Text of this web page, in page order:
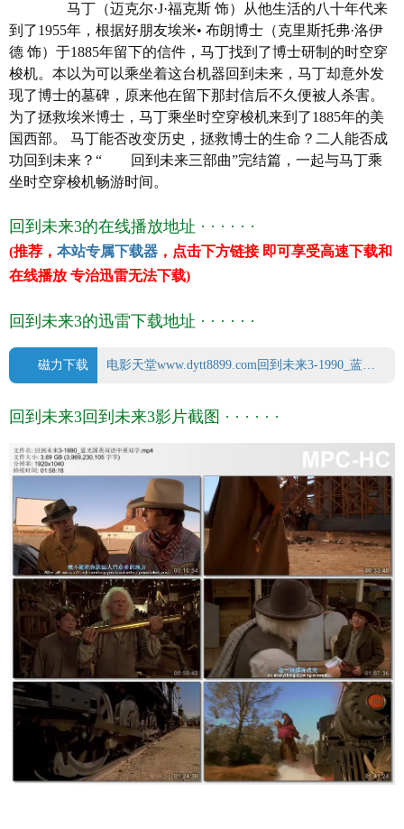
产 地美国
类 别 喜剧/科幻/西部/冒险
语 言 英语
字 幕 中英双字幕
上映日期 1990-05-25(美国)
豆瓣评分 8.6/10 from 115432 users
IMDb评分 7.5/10 from 518000 users
文件格式 x264 + ACC
视频尺寸 1920 x 1080
片 长 118 Mins
马丁（迈克尔·J·福克斯 饰）从他生活的八十年代来
到了1955年，根据好朋友埃米• 布朗博士（克里斯托弗·洛伊
德 饰）于1885年留下的信件，马丁找到了博士研制的时空穿
梭机。本以为可以乘坐着这台机器回到未来，马丁却意外发
现了博士的墓碑，原来他在留下那封信后不久便被人杀害。
为了拯救埃米博士，马丁乘坐时空穿梭机来到了1885年的美
国西部。 马丁能否改变历史，拯救博士的生命？二人能否成
功回到未来？“ 回到未来三部曲”完结篇，一起与马丁乘
坐时空穿梭机畅游时间。
回到未来3的在线播放地址 · · · · · ·
(推荐， 本站专属下载器 ，点击下方链接 即可享受高速下载和
在线播放 专治迅雷无法下载)
回到未来3的迅雷下载地址 · · · · · ·
磁力下载 电影天堂www.dytt8899.com回到未来3-1990_蓝光国英双语中英双字.mp4.torrent
回到未来3回到未来3影片截图 · · · · · ·